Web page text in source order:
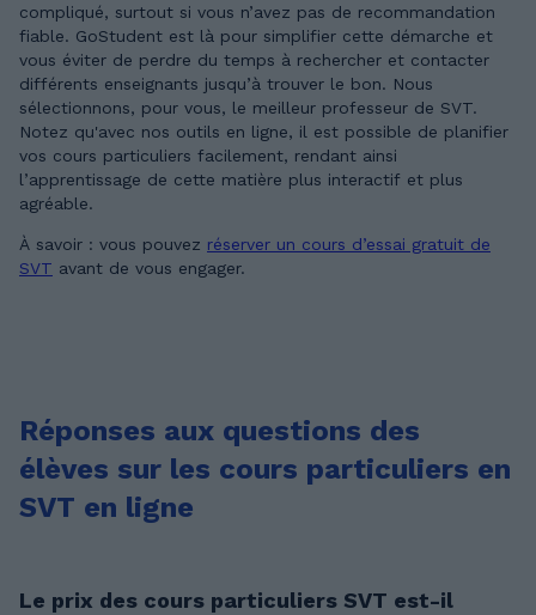
compliqué, surtout si vous n’avez pas de recommandation
fiable. GoStudent est là pour simplifier cette démarche et
vous éviter de perdre du temps à rechercher et contacter
différents enseignants jusqu’à trouver le bon. Nous
sélectionnons, pour vous, le meilleur professeur de SVT.
Notez qu'avec nos outils en ligne, il est possible de planifier
vos cours particuliers facilement, rendant ainsi
l’apprentissage de cette matière plus interactif et plus
agréable.
À savoir : vous pouvez réserver un cours d’essai gratuit de
SVT avant de vous engager.
Réponses aux questions des
élèves sur les cours particuliers en
SVT en ligne
Le prix des cours particuliers SVT est-il